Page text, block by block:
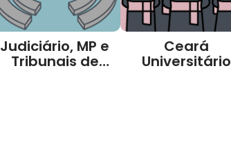
Judiciário, MP e
Tribunais de
Ceará
Universitário